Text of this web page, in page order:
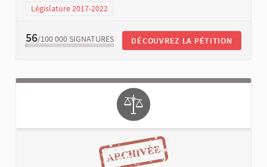
Législature 2017-2022
56/100 000 SIGNATURES DÉCOUVREZ LA PÉTITION